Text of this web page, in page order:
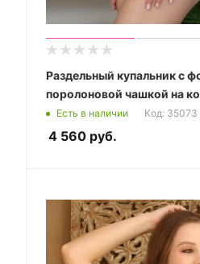
Раздельный купальник с
поролоновой чашкой на
Есть в наличии Код: 35073
4 560 руб.